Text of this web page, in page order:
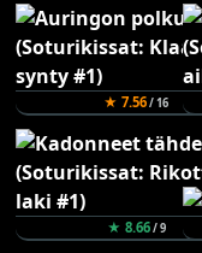
★ 7.56/ 16
★ 8.66/ 9